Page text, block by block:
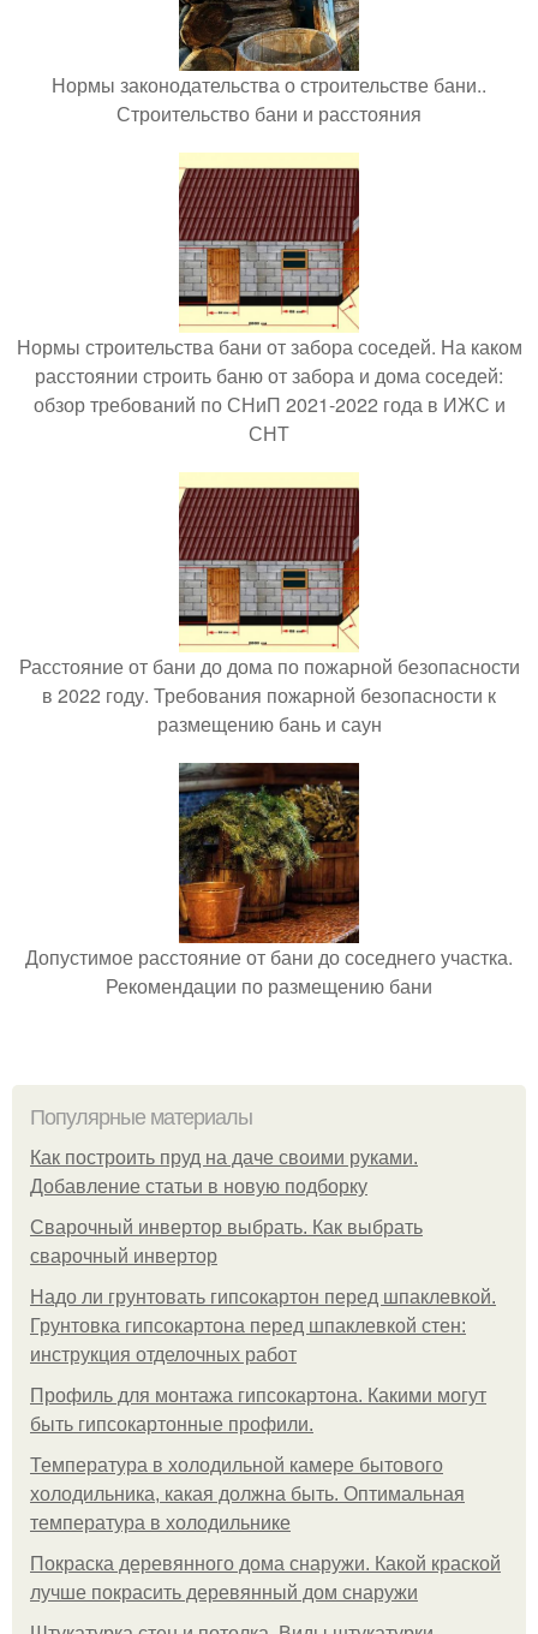
Нормы законодательства о строительстве бани..
Строительство бани и расстояния
Нормы строительства бани от забора соседей. На каком
расстоянии строить баню от забора и дома соседей:
обзор требований по СНиП 2021-2022 года в ИЖС и
СНТ
Расстояние от бани до дома по пожарной безопасности
в 2022 году. Требования пожарной безопасности к
размещению бань и саун
Допустимое расстояние от бани до соседнего участка.
Рекомендации по размещению бани
Популярные материалы
Как построить пруд на даче своими руками.
Добавление статьи в новую подборку
Сварочный инвертор выбрать. Как выбрать
сварочный инвертор
Надо ли грунтовать гипсокартон перед шпаклевкой.
Грунтовка гипсокартона перед шпаклевкой стен:
инструкция отделочных работ
Профиль для монтажа гипсокартона. Какими могут
быть гипсокартонные профили.
Температура в холодильной камере бытового
холодильника, какая должна быть. Оптимальная
температура в холодильнике
Покраска деревянного дома снаружи. Какой краской
лучше покрасить деревянный дом снаружи